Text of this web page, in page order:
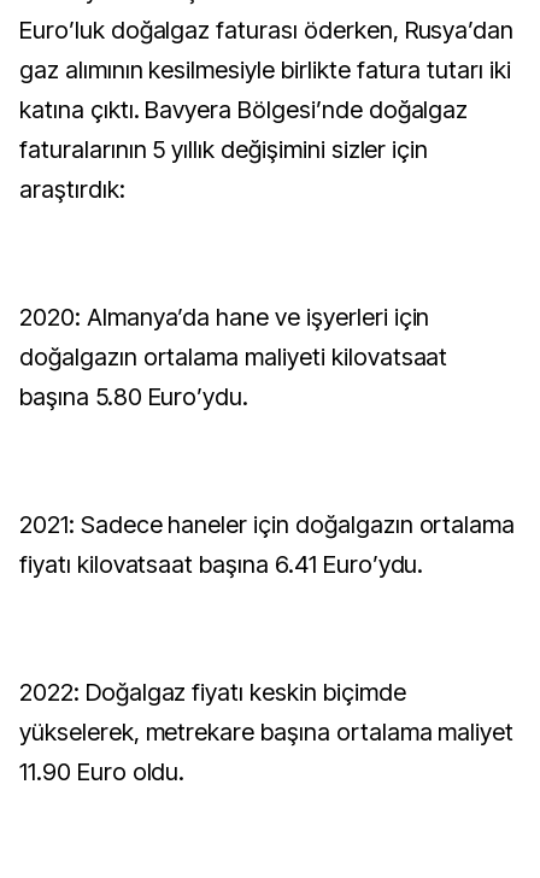
Euro’luk doğalgaz faturası öderken, Rusya’dan
gaz alımının kesilmesiyle birlikte fatura tutarı iki
katına çıktı. Bavyera Bölgesi’nde doğalgaz
faturalarının 5 yıllık değişimini sizler için
araştırdık:
2020: Almanya’da hane ve işyerleri için
doğalgazın ortalama maliyeti kilovatsaat
başına 5.80 Euro’ydu.
2021: Sadece haneler için doğalgazın ortalama
fiyatı kilovatsaat başına 6.41 Euro’ydu.
2022: Doğalgaz fiyatı keskin biçimde
yükselerek, metrekare başına ortalama maliyet
11.90 Euro oldu.